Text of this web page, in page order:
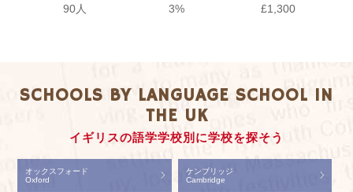
90人
3% £1,300
SCHOOLS BY LANGUAGE SCHOOL IN
THE UK
イギリスの語学学校別に学校を探そう
オックスフォード
Oxford
ケンブリッジ
Cambridge